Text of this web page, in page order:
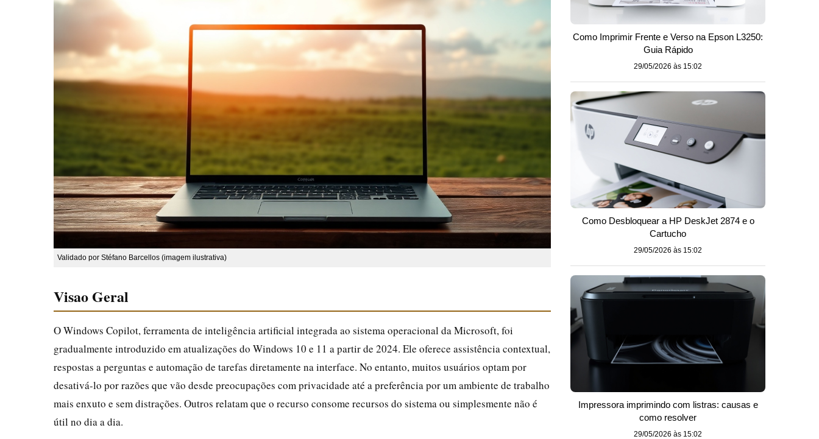
Validado por Stéfano Barcellos (imagem ilustrativa)
Visao Geral
O Windows Copilot, ferramenta de inteligência artificial integrada ao sistema operacional da Microsoft, foi
gradualmente introduzido em atualizações do Windows 10 e 11 a partir de 2024. Ele oferece assistência contextual,
respostas a perguntas e automação de tarefas diretamente na interface. No entanto, muitos usuários optam por
desativá-lo por razões que vão desde preocupações com privacidade até a preferência por um ambiente de trabalho
mais enxuto e sem distrações. Outros relatam que o recurso consome recursos do sistema ou simplesmente não é
útil no dia a dia.
Como Imprimir Frente e Verso na Epson L3250:
Guia Rápido
29/05/2026 às 15:02
Como Desbloquear a HP DeskJet 2874 e o
Cartucho
29/05/2026 às 15:02
Impressora imprimindo com listras: causas e
como resolver
29/05/2026 às 15:02